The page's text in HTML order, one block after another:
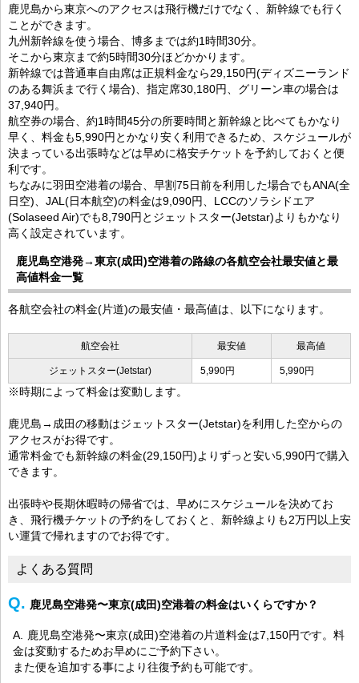
鹿児島から東京へのアクセスは飛行機だけでなく、新幹線でも行く
ことができます。
九州新幹線を使う場合、博多までは約1時間30分。
そこから東京まで約5時間30分ほどかかります。
新幹線では普通車自由席は正規料金なら29,150円(ディズニーランド
のある舞浜まで行く場合)、指定席30,180円、グリーン車の場合は
37,940円。
航空券の場合、約1時間45分の所要時間と新幹線と比べてもかなり
早く、料金も5,990円とかなり安く利用できるため、スケジュールが
決まっている出張時などは早めに格安チケットを予約しておくと便
利です。
ちなみに羽田空港着の場合、早割75日前を利用した場合でもANA(全
日空)、JAL(日本航空)の料金は9,090円、LCCのソラシドエア
(Solaseed Air)でも8,790円とジェットスター(Jetstar)よりもかなり
高く設定されています。
鹿児島空港発→東京(成田)空港着の路線の各航空会社最安値と最
高値料金一覧
各航空会社の料金(片道)の最安値・最高値は、以下になります。
航空会社 最安値 最高値
ジェットスター(Jetstar) 5,990円 5,990円
※時期によって料金は変動します。
鹿児島→成田の移動はジェットスター(Jetstar)を利用した空からの
アクセスがお得です。
通常料金でも新幹線の料金(29,150円)よりずっと安い5,990円で購入
できます。
出張時や長期休暇時の帰省では、早めにスケジュールを決めてお
き、飛行機チケットの予約をしておくと、新幹線よりも2万円以上安
い運賃で帰れますのでお得です。
よくある質問
鹿児島空港発〜東京(成田)空港着の料金はいくらですか？
鹿児島空港発〜東京(成田)空港着の片道料金は7,150円です。料
金は変動するためお早めにご予約下さい。
また便を追加する事により往復予約も可能です。